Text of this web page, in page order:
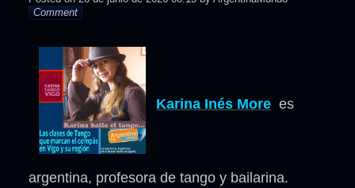
Comment
Karina Inés More es
argentina, profesora de tango y bailarina.